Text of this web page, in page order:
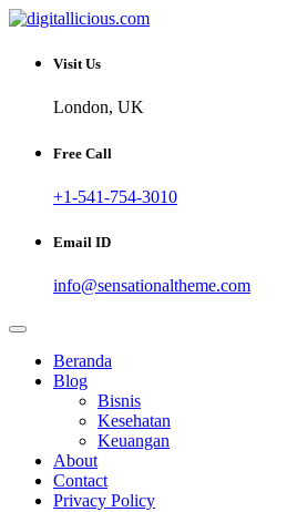
Skip
content
digitallicious.com
Sharing Digital Information
Visit Us
London, UK
Free Call
+1-541-754-3010
Email ID
info@sensationaltheme.com
Beranda
Blog
Bisnis
Kesehatan
Keuangan
About
Contact
Privacy Policy